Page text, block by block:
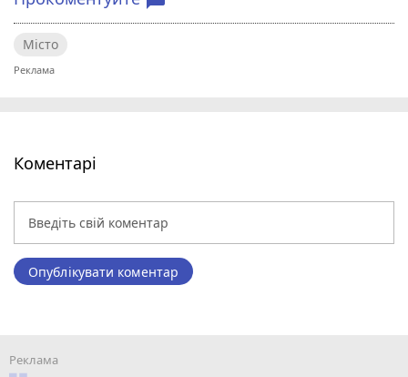
Місто
Коментарі
Опублікувати коментар